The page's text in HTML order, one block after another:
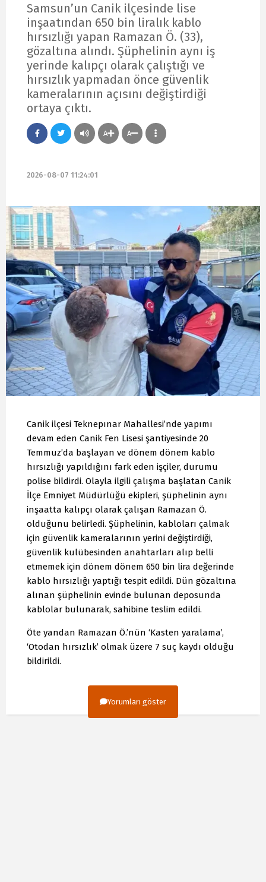
Samsun’un Canik ilçesinde lise
inşaatından 650 bin liralık kablo
hırsızlığı yapan Ramazan Ö. (33),
gözaltına alındı. Şüphelinin aynı iş
yerinde kalıpçı olarak çalıştığı ve
hırsızlık yapmadan önce güvenlik
kameralarının açısını değiştirdiği
ortaya çıktı.
A A
2026-08-07 11:24:01
Canik ilçesi Teknepınar Mahallesi’nde yapımı
devam eden Canik Fen Lisesi şantiyesinde 20
Temmuz’da başlayan ve dönem dönem kablo
hırsızlığı yapıldığını fark eden işçiler, durumu
polise bildirdi. Olayla ilgili çalışma başlatan Canik
İlçe Emniyet Müdürlüğü ekipleri, şüphelinin aynı
inşaatta kalıpçı olarak çalışan Ramazan Ö.
olduğunu belirledi. Şüphelinin, kabloları çalmak
için güvenlik kameralarının yerini değiştirdiği,
güvenlik kulübesinden anahtarları alıp belli
etmemek için dönem dönem 650 bin lira değerinde
kablo hırsızlığı yaptığı tespit edildi. Dün gözaltına
alınan şüphelinin evinde bulunan deposunda
kablolar bulunarak, sahibine teslim edildi.
Öte yandan Ramazan Ö.’nün ‘Kasten yaralama’,
‘Otodan hırsızlık’ olmak üzere 7 suç kaydı olduğu
bildirildi.
Yorumları göster